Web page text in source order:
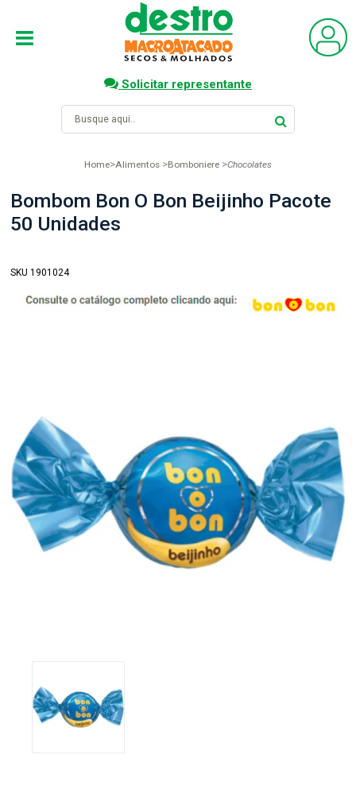
Solicitar representante
Home Alimentos Bomboniere Chocolates
Bombom Bon O Bon Beijinho Pacote
50 Unidades
SKU 1901024